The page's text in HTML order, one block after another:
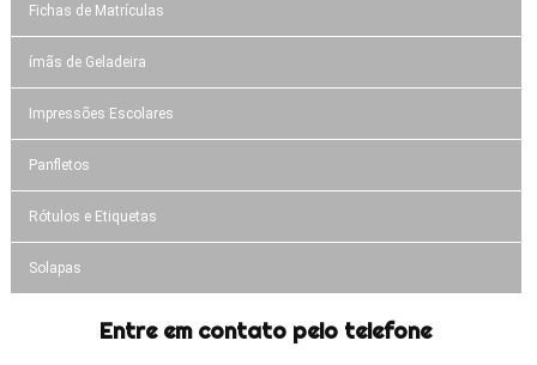
Fichas de Matrículas
ímãs de Geladeira
Impressões Escolares
Panfletos
Rótulos e Etiquetas
Solapas
Entre em contato pelo telefone